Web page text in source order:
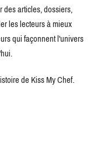
articles, dossiers,
les lecteurs à mieux
qui façonnent l'univers
de Kiss My Chef.